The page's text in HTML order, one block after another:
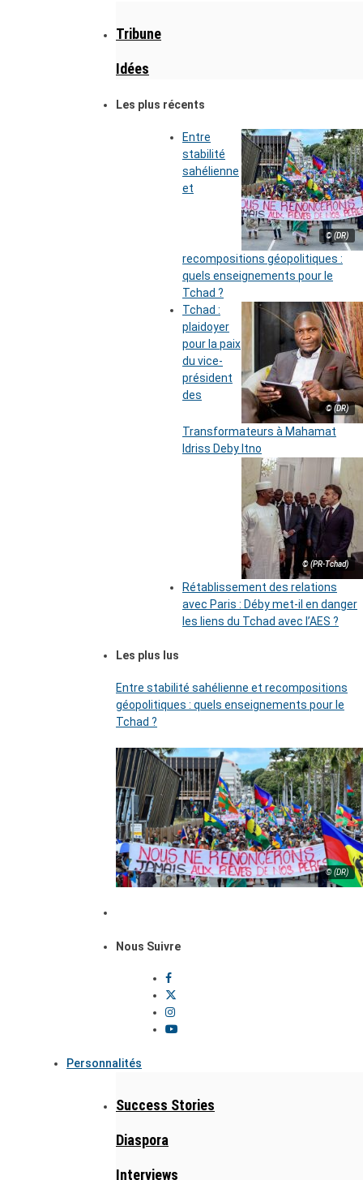
Tribune
Idées
Les plus récents
© (DR)
Entre
stabilité
sahélienne
et
recompositions géopolitiques :
quels enseignements pour le
Tchad ?
© (DR)
Tchad :
plaidoyer
pour la paix
du vice-
président
des
Transformateurs à Mahamat
Idriss Deby Itno
© (PR-Tchad)
Rétablissement des relations
avec Paris : Déby met-il en danger
les liens du Tchad avec l’AES ?
Les plus lus
Entre stabilité sahélienne et recompositions
géopolitiques : quels enseignements pour le
Tchad ?
© (DR)
Nous Suivre
Personnalités
Success Stories
Diaspora
Interviews